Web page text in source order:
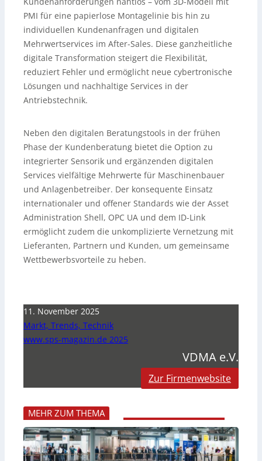
PMI für eine papierlose Montagelinie bis hin zu
individuellen Kundenanfragen und digitalen
Mehrwertservices im After-Sales. Diese ganzheitliche
digitale Transformation steigert die Flexibilität,
reduziert Fehler und ermöglicht neue cybertronische
Lösungen und nachhaltige Services in der
Antriebstechnik.
Neben den digitalen Beratungstools in der frühen
Phase der Kundenberatung bietet die Option zu
integrierter Sensorik und ergänzenden digitalen
Services vielfältige Mehrwerte für Maschinenbauer
und Anlagenbetreiber. Der konsequente Einsatz
internationaler und offener Standards wie der Asset
Administration Shell, OPC UA und dem ID-Link
ermöglicht zudem die unkomplizierte Vernetzung mit
Lieferanten, Partnern und Kunden, um gemeinsame
Wettbewerbsvorteile zu heben.
11. November 2025
Markt, Trends, Technik
www.sps-magazin.de 2025
VDMA e.V.
Zur Firmenwebsite
MEHR ZUM THEMA